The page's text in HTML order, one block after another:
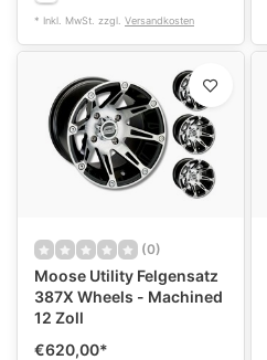
* Inkl. MwSt. zzgl. Versandkosten
(0)
Moose Utility Felgensatz
387X Wheels - Machined
12 Zoll
€620,00*